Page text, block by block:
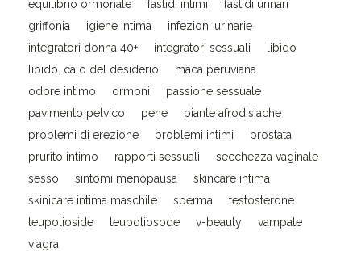
equilibrio ormonale
fastidi intimi
fastidi urinari
griffonia
igiene intima
infezioni urinarie
integratori donna 40+
integratori sessuali
libido
libido. calo del desiderio
maca peruviana
odore intimo
ormoni
passione sessuale
pavimento pelvico
pene
piante afrodisiache
problemi di erezione
problemi intimi
prostata
prurito intimo
rapporti sessuali
secchezza vaginale
sesso
sintomi menopausa
skincare intima
skinicare intima maschile
sperma
testosterone
teupolioside
teupoliosode v-beauty
vampate
viagra